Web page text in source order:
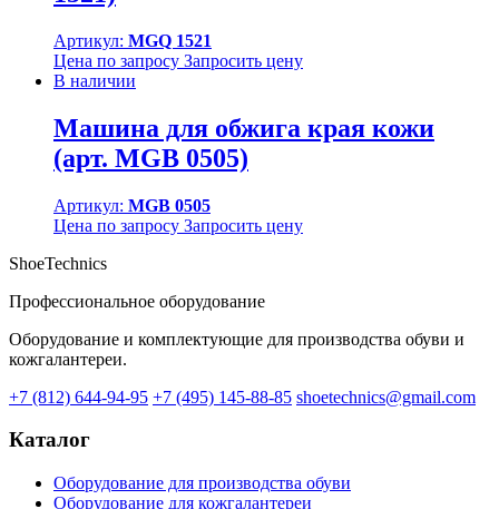
Артикул: MGQ 1521
Цена по запросу Запросить цену
В наличии
Машина для обжига края кожи
(арт. MGB 0505)
Артикул: MGB 0505
Цена по запросу Запросить цену
ShoeTechnics
Профессиональное оборудование
Оборудование и комплектующие для производства обуви и
кожгалантереи.
+7 (812) 644-94-95 +7 (495) 145-88-85 shoetechnics@gmail.com
Каталог
Оборудование для производства обуви
Оборудование для кожгалантереи